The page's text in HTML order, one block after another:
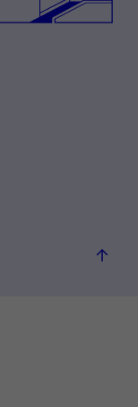
Zum